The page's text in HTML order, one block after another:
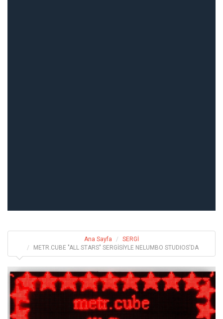
Ana Sayfa
SERGİ
METR.CUBE "ALL STARS" SERGİSİYLE NELUMBO STUDIOS'DA